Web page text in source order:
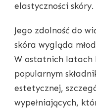
elastyczności skóry.
Jego zdolność do
skóra wygląda
W ostatnich latach
popularnym
estetycznej,
wypełniających,